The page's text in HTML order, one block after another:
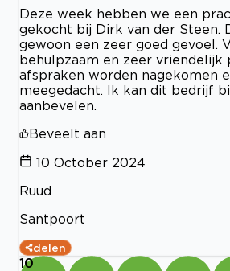
Deze week hebben we een
gekocht bij Dirk van der Steen.
gewoon een zeer goed gevoel.
behulpzaam en zeer vriendelijk
afspraken worden nagekomen
meegedacht. Ik kan dit bedrijf
aanbevelen.
Beveelt aan
10 October 2024
Ruud
Santpoort
delen
10